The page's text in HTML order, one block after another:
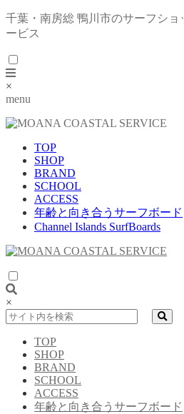
千葉・南房総 鴨川市のサーフシ
ービス
×
menu
TOP
SHOP
BRAND
SCHOOL
ACCESS
年齢と向き合うサーフボード
Channel Islands SurfBoards
×
TOP
SHOP
BRAND
SCHOOL
ACCESS
年齢と向き合うサーフボード